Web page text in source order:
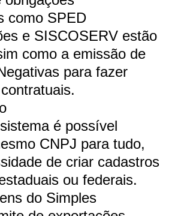
como SPED
e SISCOSERV estão
como a emissão de
para fazer
é possível
CNPJ para tudo,
de criar cadastros
ou federais.
do Simples